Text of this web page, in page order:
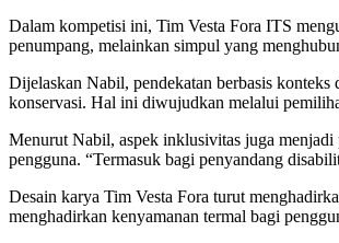
Dalam kompetisi ini, Tim Vesta Fora ITS
penumpang, melainkan simpul yang
Dijelaskan Nabil, pendekatan berbasis
konservasi. Hal ini diwujudkan melalui
Menurut Nabil, aspek inklusivitas juga menjadi
pengguna. “Termasuk bagi penyandang
Desain karya Tim Vesta Fora turut
menghadirkan kenyamanan termal bagi